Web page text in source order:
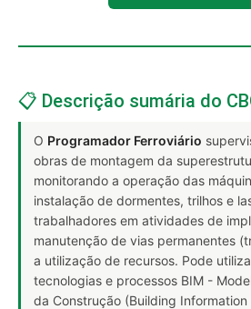
📋 Descrição sumária do
O Programador Ferroviário
obras de montagem da
monitorando a operação das
instalação de dormentes, trilhos e
trabalhadores em atividades de
manutenção de vias permanentes
a utilização de recursos. Pode
tecnologias e processos BIM -
da Construção (Building